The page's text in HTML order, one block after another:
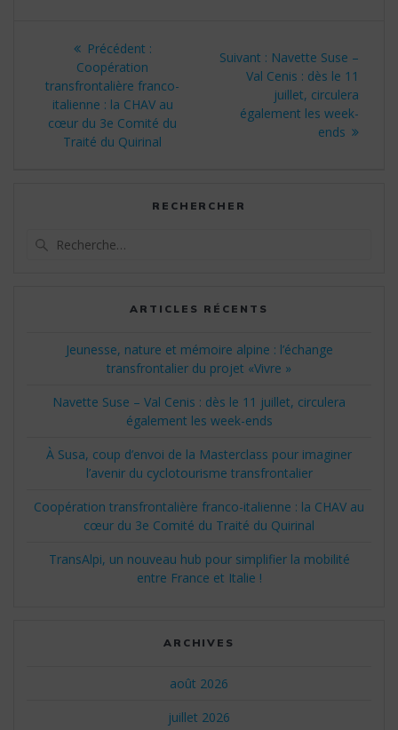
Navigation
de
l’article
Précédent :Article
:
Coopération
transfrontalière franco-
italienne : la CHAV au
cœur du 3e Comité du
Traité du Quirinal
Suivant : Article
suivant
Navette Suse –
Val Cenis : dès le 11
juillet, circulera
également les week-
ends
RECHERCHER
ARTICLES RÉCENTS
Jeunesse, nature et mémoire alpine : l’échange
transfrontalier du projet «Vivre »
Navette Suse – Val Cenis : dès le 11 juillet, circulera
également les week-ends
À Susa, coup d’envoi de la Masterclass pour imaginer
l’avenir du cyclotourisme transfrontalier
Coopération transfrontalière franco-italienne : la CHAV au
cœur du 3e Comité du Traité du Quirinal
TransAlpi, un nouveau hub pour simplifier la mobilité
entre France et Italie !
ARCHIVES
août 2026
juillet 2026